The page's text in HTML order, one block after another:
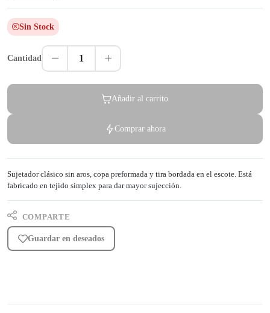
Sin Stock
Cantidad 1
Añadir al carrito
Comprar ahora
Sujetador clásico sin aros, copa preformada y tira bordada en el escote. Está
fabricado en tejido simplex para dar mayor sujección.
COMPARTE
Guardar en deseados